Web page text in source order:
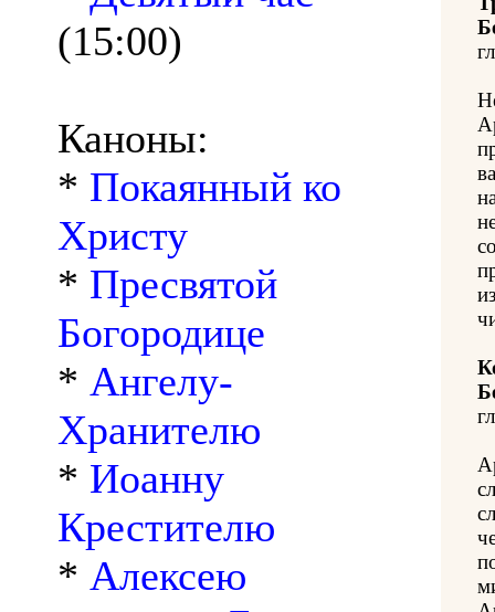
(15:00)
Каноны:
* Покаянный ко
Христу
* Пресвятой
Богородице
* Ангелу-
Хранителю
* Иоанну
Крестителю
* Алексею